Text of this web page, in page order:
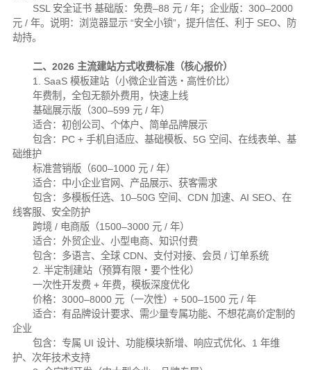
SSL 安全证书 基础版：免费–88 元 / 年； 企业版：300–2000
元 / 年。说明：浏览器显示 “安全小锁”，提升信任、利于 SEO、防
劫持。
二、2026 主流建站方式收费标准（核心报价）
1. SaaS 模板建站（小微企业首选・高性价比）
年费制，全包无额外费用，快速上线
基础展示版（300–599 元 / 年）
适合：初创公司、个体户、简单品牌展示
包含：PC + 手机自适应、基础模板、5G 空间、在线表单、基
础维护
标准营销版（600–1000 元 / 年）
适合：中小企业官网、产品展示、获客需求
包含：多模板任选、10–50G 空间、CDN 加速、AI SEO、在
线客服、安全防护
跨境 / 电商版（1500–3000 元 / 年）
适合：外贸企业、小型电商、知识付费
包含：多语言、全球 CDN、支付对接、会员 / 订单系统
2. 半定制建站（预算有限・要个性化）
一次性开发费 + 年费，模板深度优化
价格：3000–8000 元（一次性）+ 500–1500 元 / 年
适合：有品牌设计要求、需少量专属功能、不想花高价定制的
企业
包含：专属 UI 设计、功能模块新增、响应式优化、1 年维
护、次年技术支持